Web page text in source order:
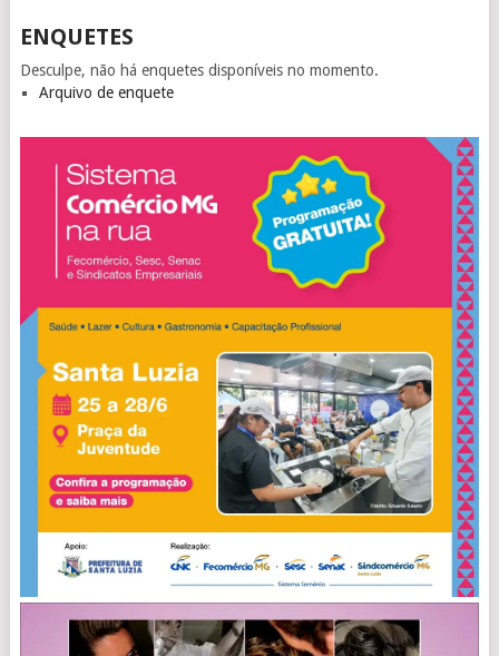
ENQUETES
Desculpe, não há enquetes disponíveis no momento.
Arquivo de enquete